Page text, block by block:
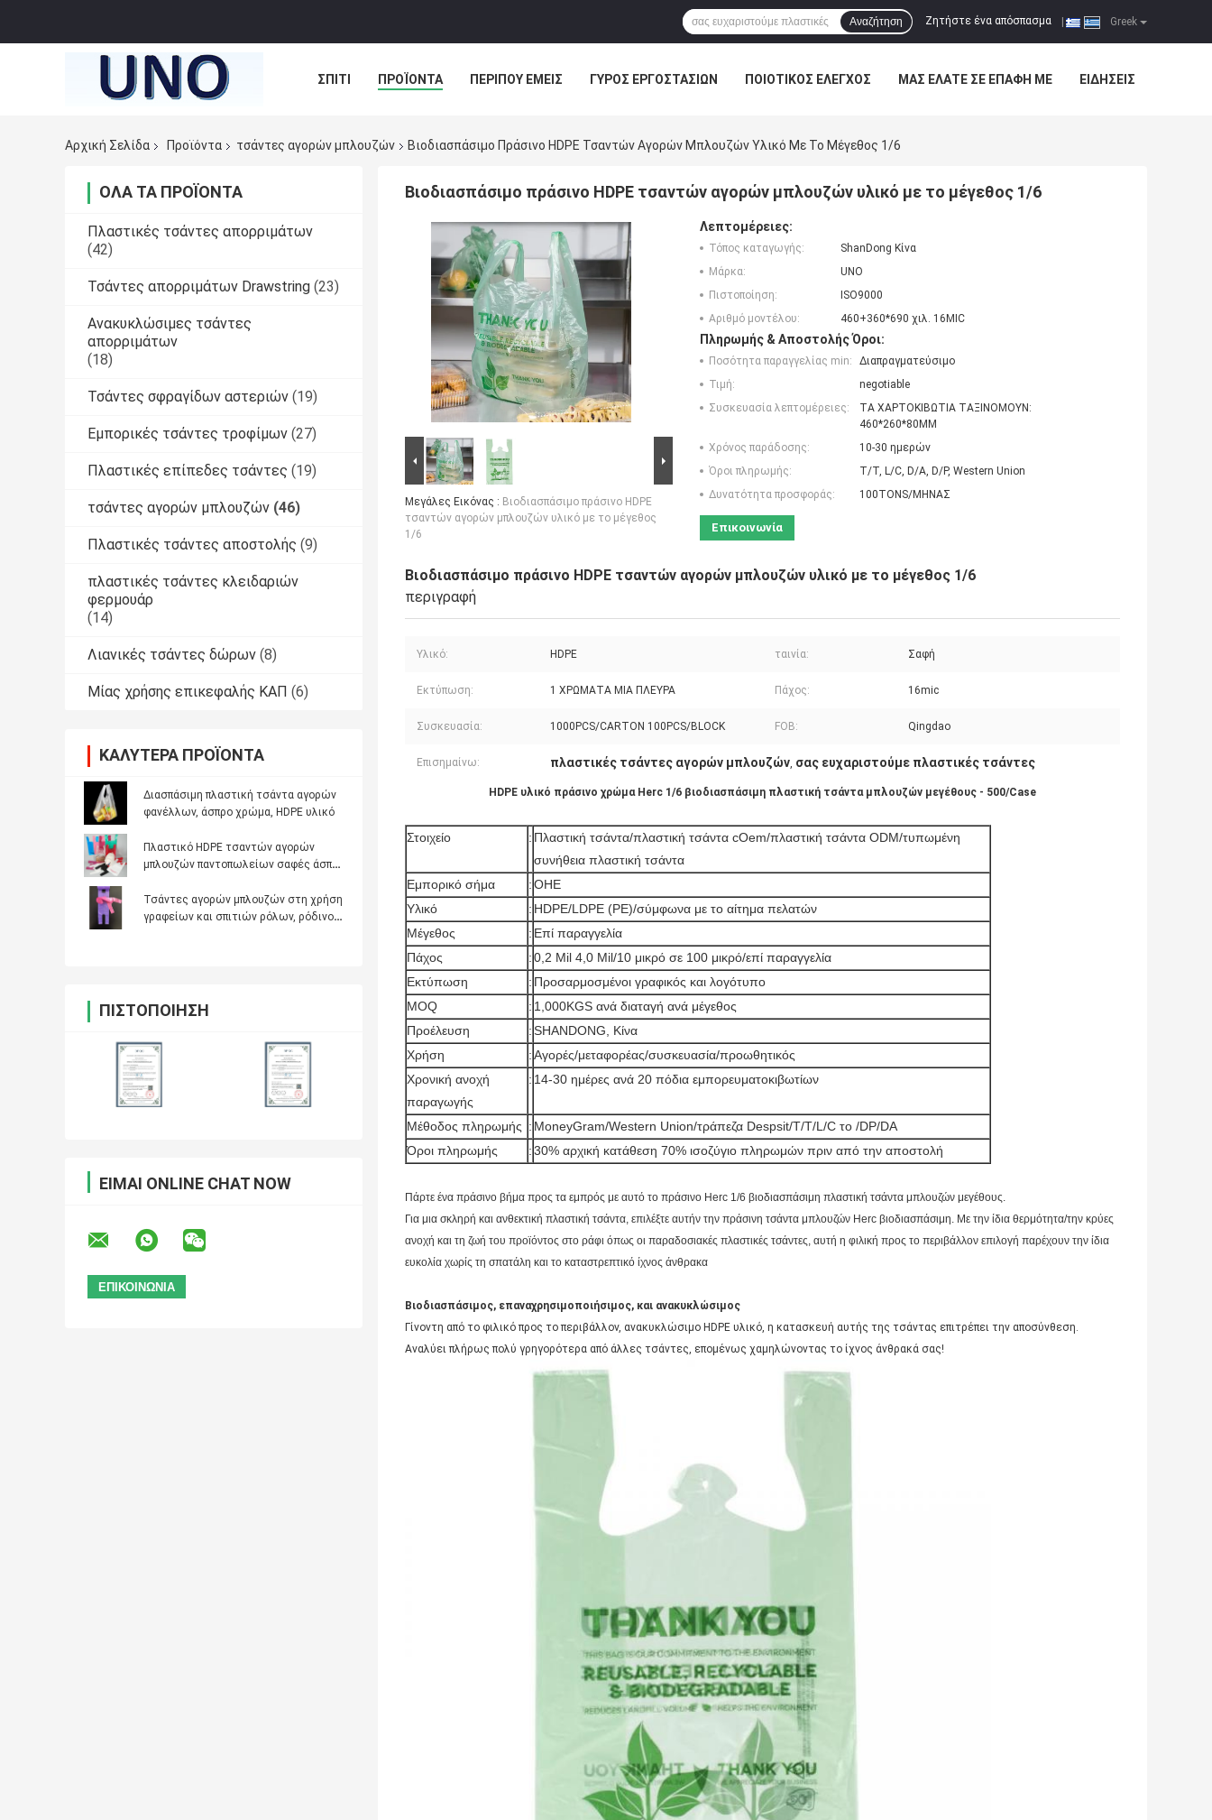
Greek
Ζητήστε ένα απόσπασμα
Αναζήτηση
ΣΠΊΤΙ ΠΡΟΪΌΝΤΑ ΠΕΡΊΠΟΥ ΕΜΕΊΣ ΓΎΡΟΣ ΕΡΓΟΣΤΑΣΊΩΝ ΠΟΙΟΤΙΚΌΣ ΈΛΕΓΧΟΣ ΜΑΣ ΕΛΆΤΕ ΣΕ ΕΠΑΦΉ ΜΕ ΕΙΔΉΣΕΙΣ
Αρχική Σελίδα
Προϊόντα τσάντες αγορών μπλουζών Βιοδιασπάσιμο Πράσινο HDPE Τσαντών Αγορών Μπλουζών Υλικό Με Το Μέγεθος 1/6
ΌΛΑ ΤΑ ΠΡΟΪΌΝΤΑ
Πλαστικές τσάντες απορριμάτων
(42)
Τσάντες απορριμάτων Drawstring (23)
Ανακυκλώσιμες τσάντες
απορριμάτων
(18)
Τσάντες σφραγίδων αστεριών (19)
Εμπορικές τσάντες τροφίμων (27)
Πλαστικές επίπεδες τσάντες (19)
τσάντες αγορών μπλουζών (46)
Πλαστικές τσάντες αποστολής (9)
πλαστικές τσάντες κλειδαριών
φερμουάρ
(14)
Λιανικές τσάντες δώρων (8)
Μίας χρήσης επικεφαλής ΚΑΠ (6)
ΚΑΛΎΤΕΡΑ ΠΡΟΪΌΝΤΑ
Διασπάσιμη πλαστική τσάντα αγορών
φανέλλων, άσπρο χρώμα, HDPE υλικό
Πλαστικό HDPE τσαντών αγορών
μπλουζών παντοπωλείων σαφές άσπρο
Τσάντες αγορών μπλουζών στη χρήση
γραφείων και σπιτιών ρόλων, ρόδινος
ΠΙΣΤΟΠΟΊΗΣΗ
ΕΊΜΑΙ ONLINE CHAT NOW
Βιοδιασπάσιμο πράσινο HDPE τσαντών αγορών μπλουζών υλικό με το μέγεθος 1/6
Μεγάλες Εικόνας : Βιοδιασπάσιμο πράσινο HDPE
τσαντών αγορών μπλουζών υλικό με το μέγεθος
1/6
Λεπτομέρειες:
Τόπος καταγωγής:
ShanDong Κίνα
Μάρκα:
UNO
Πιστοποίηση:
ISO9000
Αριθμό μοντέλου:
460+360*690 χιλ. 16MIC
Πληρωμής & Αποστολής Όροι:
Ποσότητα παραγγελίας min:
Διαπραγματεύσιμο
Τιμή:
negotiable
Συσκευασία λεπτομέρειες:
ΤΑ ΧΑΡΤΟΚΙΒΩΤΙΑ ΤΑΞΙΝΟΜΟΥΝ:
460*260*80MM
Χρόνος παράδοσης:
10-30 ημερών
Όροι πληρωμής:
T/T, L/C, D/A, D/P, Western Union
Δυνατότητα προσφοράς:
100TONS/ΜΗΝΑΣ
Επικοινωνία
Βιοδιασπάσιμο πράσινο HDPE τσαντών αγορών μπλουζών υλικό με το μέγεθος 1/6
περιγραφή
Υλικό: HDPE ταινία: Σαφή
Εκτύπωση: 1 ΧΡΩΜΑΤΑ ΜΙΑ ΠΛΕΥΡΑ Πάχος: 16mic
Συσκευασία: 1000PCS/CARTON 100PCS/BLOCK FOB: Qingdao
Επισημαίνω: πλαστικές τσάντες αγορών μπλουζών, σας ευχαριστούμε πλαστικές τσάντες
HDPE υλικό πράσινο χρώμα Herc 1/6 βιοδιασπάσιμη πλαστική τσάντα μπλουζών μεγέθους - 500/Case
Στοιχείο : Πλαστική τσάντα/πλαστική τσάντα cOem/πλαστική τσάντα ODM/τυπωμένη
συνήθεια πλαστική τσάντα
Εμπορικό σήμα
:ΟΗΕ
Υλικό
: HDPE/LDPE (PE)/σύμφωνα με το αίτημα πελατών
Μέγεθος
: Επί παραγγελία
Πάχος
:0,2 Mil 4,0 Mil/10 μικρό σε 100 μικρό/επί παραγγελία
Εκτύπωση
: Προσαρμοσμένοι γραφικός και λογότυπο
MOQ
: 1,000KGS ανά διαταγή ανά μέγεθος
Προέλευση
:SHANDONG, Κίνα
Χρήση
:Αγορές/μεταφορέας/συσκευασία/προωθητικός
Χρονική ανοχή
παραγωγής
: 14-30 ημέρες ανά 20 πόδια εμπορευματοκιβωτίων
Μέθοδος πληρωμής : MoneyGram/Western Union/τράπεζα Despsit/T/T/L/C το /DP/DA
Όροι πληρωμής
:30% αρχική κατάθεση 70% ισοζύγιο πληρωμών πριν από την αποστολή
Πάρτε ένα πράσινο βήμα προς τα εμπρός με αυτό το πράσινο Herc 1/6 βιοδιασπάσιμη πλαστική τσάντα μπλουζών μεγέθους.
Για μια σκληρή και ανθεκτική πλαστική τσάντα, επιλέξτε αυτήν την πράσινη τσάντα μπλουζών Herc βιοδιασπάσιμη. Με την ίδια θερμότητα/την κρύες
ανοχή και τη ζωή του προϊόντος στο ράφι όπως οι παραδοσιακές πλαστικές τσάντες, αυτή η φιλική προς το περιβάλλον επιλογή παρέχουν την ίδια
ευκολία χωρίς τη σπατάλη και το καταστρεπτικό ίχνος άνθρακα
Βιοδιασπάσιμος, επαναχρησιμοποιήσιμος, και ανακυκλώσιμος
Γίνοντη από το φιλικό προς το περιβάλλον, ανακυκλώσιμο HDPE υλικό, η κατασκευή αυτής της τσάντας επιτρέπει την αποσύνθεση.
Αναλύει πλήρως πολύ γρηγορότερα από άλλες τσάντες, επομένως χαμηλώνοντας το ίχνος άνθρακά σας!